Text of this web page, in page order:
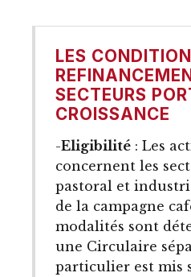
LES
SECTEURS
CROISSANCE
-Eligibilité : Les
concernent les
pastoral et
de la campagne
modalités sont
une Circulaire
particulier est mis